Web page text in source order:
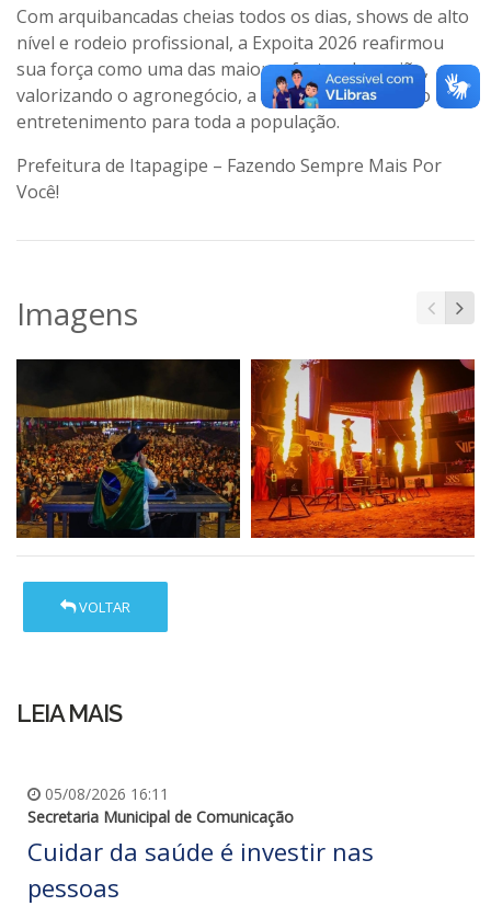
Com arquibancadas cheias todos os dias, shows de alto
nível e rodeio profissional, a Expoita 2026 reafirmou
sua força como uma das maiores festas da região,
valorizando o agronegócio, a cultura sertaneja e o
entretenimento para toda a população.
Prefeitura de Itapagipe – Fazendo Sempre Mais Por
Você!
Imagens
VOLTAR
LEIA MAIS
05/08/2026 16:11
Secretaria Municipal de Comunicação
Cuidar da saúde é investir nas
pessoas